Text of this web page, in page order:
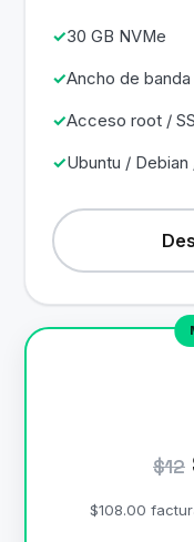
30 GB NVMe
Ancho de
Acceso root /
Ubuntu /
$12
$108.00